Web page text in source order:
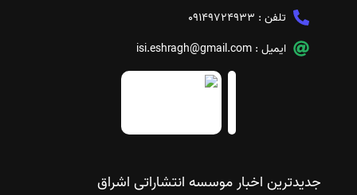
تلفن : 09149724933
ایمیل : isi.eshragh@gmail.com
جدیدترین اخبار موسسه انتشاراتی اشراق